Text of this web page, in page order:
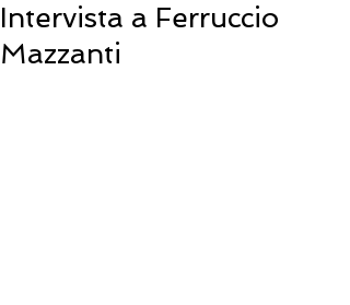
Intervista a Ferruccio
Mazzanti